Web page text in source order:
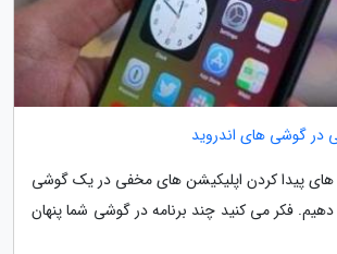
در گوشی های اندروید
های پیدا کردن اپلیکیشن های مخفی در یک گوشی
فکر می کنید چند برنامه در گوشی شما پنهان